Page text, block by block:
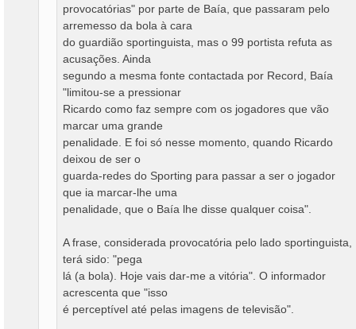
provocatórias" por parte de Baía, que passaram pelo
arremesso da bola à cara
do guardião sportinguista, mas o 99 portista refuta as
acusações. Ainda
segundo a mesma fonte contactada por Record, Baía
"limitou-se a pressionar
Ricardo como faz sempre com os jogadores que vão
marcar uma grande
penalidade. E foi só nesse momento, quando Ricardo
deixou de ser o
guarda-redes do Sporting para passar a ser o jogador
que ia marcar-lhe uma
penalidade, que o Baía lhe disse qualquer coisa".
A frase, considerada provocatória pelo lado sportinguista,
terá sido: "pega
lá (a bola). Hoje vais dar-me a vitória". O informador
acrescenta que "isso
é perceptível até pelas imagens de televisão".